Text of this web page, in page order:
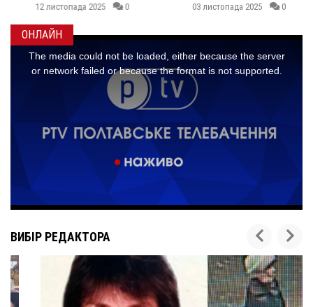
12 листопада 2025 0 03 листопада 2025 0
ОНЛАЙН
ВИБІР РЕДАКТОРА